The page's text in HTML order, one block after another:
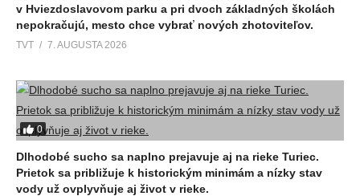
v Hviezdoslavovom parku a pri dvoch základných školách
nepokračujú, mesto chce vybrať nových zhotoviteľov.
TVT 7. AUGUSTA 2026
0
Dlhodobé sucho sa naplno prejavuje aj na rieke Turiec.
Prietok sa približuje k historickým minimám a nízky stav
vody už ovplyvňuje aj život v rieke.